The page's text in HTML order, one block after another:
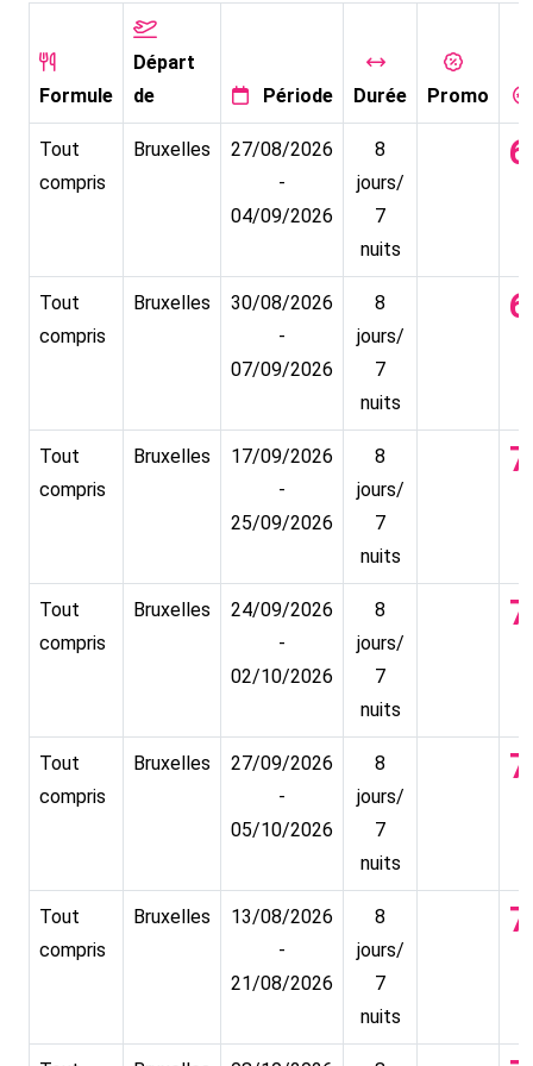
Formule
Départ
de
Période Durée Promo
Tout
compris
Bruxelles
27/08/2026
-
04/09/2026
8
jours/
7
nuits
Tout
compris
Bruxelles
30/08/2026
-
07/09/2026
8
jours/
7
nuits
Tout
compris
Bruxelles
17/09/2026
-
25/09/2026
8
jours/
7
nuits
Tout
compris
Bruxelles
24/09/2026
-
02/10/2026
8
jours/
7
nuits
Tout
compris
Bruxelles
27/09/2026
-
05/10/2026
8
jours/
7
nuits
Tout
compris
Bruxelles
13/08/2026
-
21/08/2026
8
jours/
7
nuits